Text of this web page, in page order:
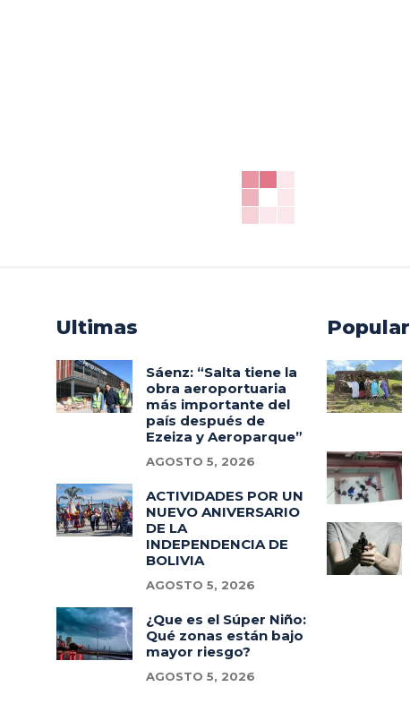
Ultimas
Sáenz: “Salta tiene la
obra aeroportuaria
más importante del
país después de
Ezeiza y Aeroparque”
AGOSTO 5, 2026
ACTIVIDADES POR UN
NUEVO ANIVERSARIO
DE LA
INDEPENDENCIA DE
BOLIVIA
AGOSTO 5, 2026
¿Que es el Súper Niño:
Qué zonas están bajo
mayor riesgo?
AGOSTO 5, 2026
Popular